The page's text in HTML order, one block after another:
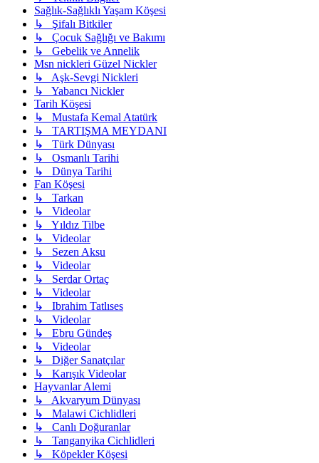
Sağlık-Sağlıklı Yaşam Köşesi
↳ Şifalı Bitkiler
↳ Çocuk Sağlığı ve Bakımı
↳ Gebelik ve Annelik
Msn nickleri Güzel Nickler
↳ Aşk-Sevgi Nickleri
↳ Yabancı Nickler
Tarih Köşesi
↳ Mustafa Kemal Atatürk
↳ TARTIŞMA MEYDANI
↳ Türk Dünyası
↳ Osmanlı Tarihi
↳ Dünya Tarihi
Fan Köşesi
↳ Tarkan
↳ Videolar
↳ Yıldız Tilbe
↳ Videolar
↳ Sezen Aksu
↳ Videolar
↳ Serdar Ortaç
↳ Videolar
↳ Ibrahim Tatlıses
↳ Videolar
↳ Ebru Gündeş
↳ Videolar
↳ Diğer Sanatçılar
↳ Karışık Videolar
Hayvanlar Alemi
↳ Akvaryum Dünyası
↳ Malawi Cichlidleri
↳ Canlı Doğuranlar
↳ Tanganyika Cichlidleri
↳ Köpekler Köşesi